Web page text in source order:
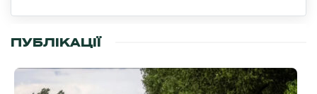
ПУБЛІКАЦІЇ